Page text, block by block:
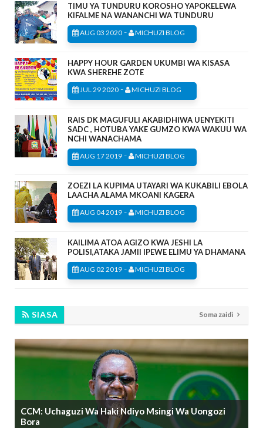
TIMU YA TUNDURU KOROSHO YAPOKELEWA
KIFALME NA WANANCHI WA TUNDURU
AUG 03 2020 - MICHUZI BLOG
HAPPY HOUR GARDEN UKUMBI WA KISASA
KWA SHEREHE ZOTE
JUL 29 2020 - MICHUZI BLOG
RAIS DK MAGUFULI AKABIDHIWA UENYEKITI
SADC , HOTUBA YAKE GUMZO KWA WAKUU WA
NCHI WANACHAMA
AUG 17 2019 - MICHUZI BLOG
ZOEZI LA KUPIMA UTAYARI WA KUKABILI EBOLA
LAACHA ALAMA MKOANI KAGERA
AUG 04 2019 - MICHUZI BLOG
KAILIMA ATOA AGIZO KWA JESHI LA
POLISI,ATAKA JAMII IPEWE ELIMU YA DHAMANA
AUG 02 2019 - MICHUZI BLOG
SIASA Soma zaidi
CCM: Uchaguzi Wa Haki Ndiyo Msingi Wa Uongozi
Bora